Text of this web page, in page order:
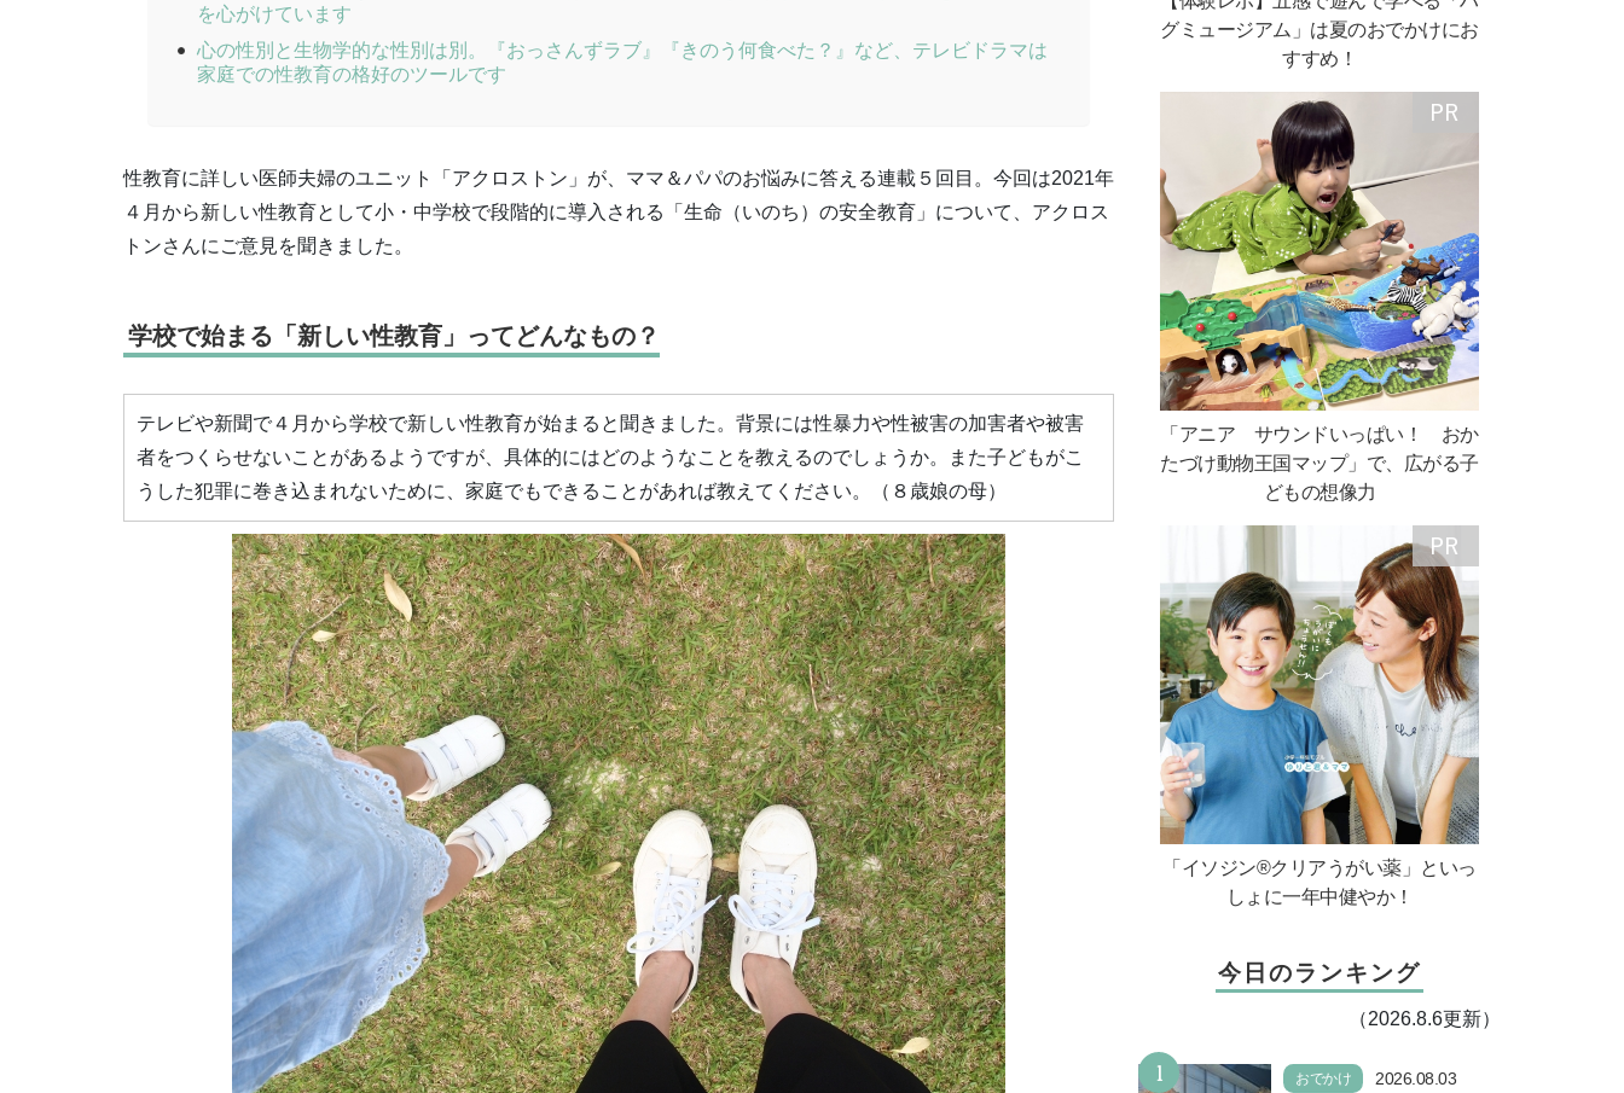
を心がけています
心の性別と生物学的な性別は別。『おっさんずラブ』『きのう何食べた？』など、テレビドラマは
家庭での性教育の格好のツールです
性教育に詳しい医師夫婦のユニット「アクロストン」が、ママ＆パパのお悩みに答える連載５回目。今回は2021年
４月から新しい性教育として小・中学校で段階的に導入される「生命（いのち）の安全教育」について、アクロス
トンさんにご意見を聞きました。
学校で始まる「新しい性教育」ってどんなもの？
テレビや新聞で４月から学校で新しい性教育が始まると聞きました。背景には性暴力や性被害の加害者や被害
者をつくらせないことがあるようですが、具体的にはどのようなことを教えるのでしょうか。また子どもがこ
うした犯罪に巻き込まれないために、家庭でもできることがあれば教えてください。（８歳娘の母）
グミュージアム」は夏のおでかけにお
すすめ！
「アニア サウンドいっぱい！ おか
たづけ動物王国マップ」で、広がる子
どもの想像力
「イソジン®クリアうがい薬」といっ
しょに一年中健やか！
今日のランキング
（2026.8.6更新）
1 おでかけ
2026.08.03